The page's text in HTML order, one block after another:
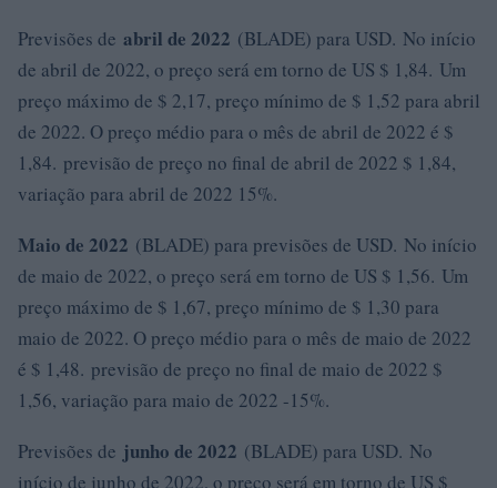
Previsões de abril de 2022 (BLADE) para USD. No início
de abril de 2022, o preço será em torno de US $ 1,84. Um
preço máximo de $ 2,17, preço mínimo de $ 1,52 para abril
de 2022. O preço médio para o mês de abril de 2022 é $
1,84. previsão de preço no final de abril de 2022 $ 1,84,
variação para abril de 2022 15%.
Maio de 2022 (BLADE) para previsões de USD. No início
de maio de 2022, o preço será em torno de US $ 1,56. Um
preço máximo de $ 1,67, preço mínimo de $ 1,30 para
maio de 2022. O preço médio para o mês de maio de 2022
é $ 1,48. previsão de preço no final de maio de 2022 $
1,56, variação para maio de 2022 -15%.
Previsões de junho de 2022 (BLADE) para USD. No
início de junho de 2022, o preço será em torno de US $